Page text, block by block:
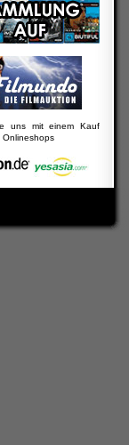
uns mit einem Kauf
Onlineshops